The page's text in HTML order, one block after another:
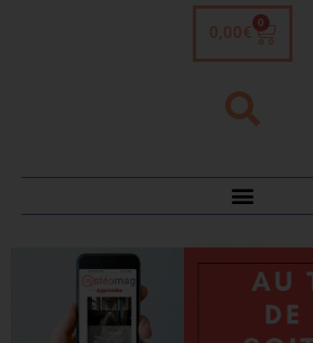
0,00 €
0